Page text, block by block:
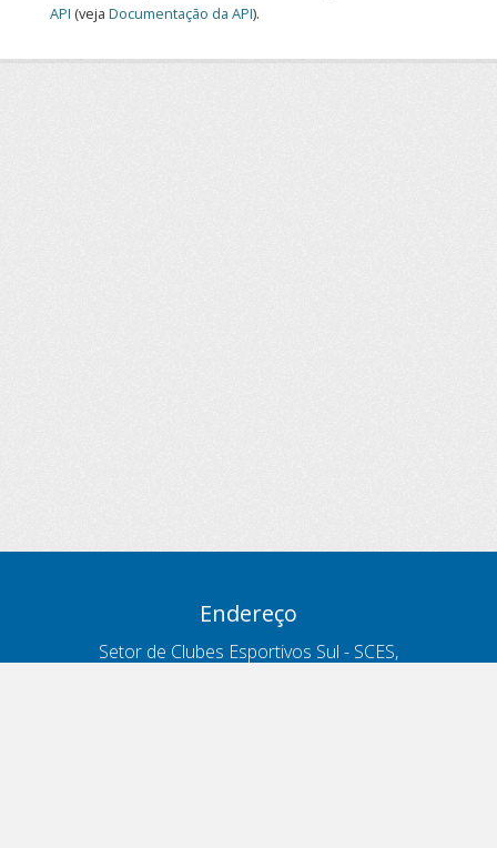
API (veja Documentação da API).
Endereço
Setor de Clubes Esportivos Sul - SCES,